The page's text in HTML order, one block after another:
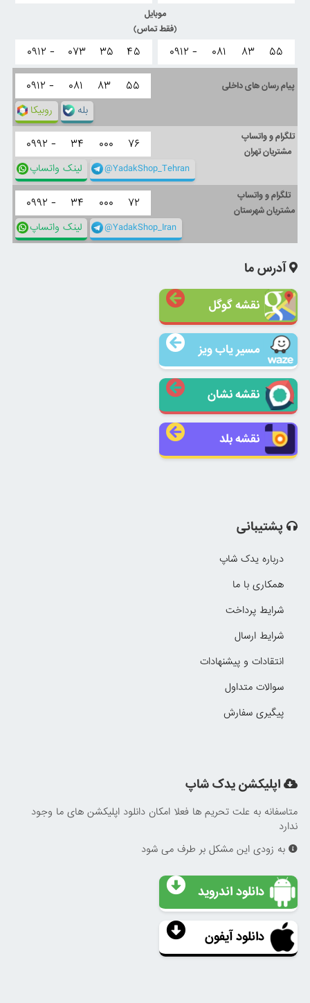
موبایل
(فقط تماس)
۰۹۱۲ - ۰۸۱ ۸۳ ۵۵ ۰۹۱۲ - ۰۷۳ ۳۵ ۴۵
پیام رسان های داخلی ۰۹۱۲ - ۰۸۱ ۸۳ ۵۵
روبیکا بله
تلگرام و واتساپ
مشتریان تهران
۰۹۹۲ - ۳۴ ۰۰۰ ۷۶
لینک واتساپ @YadakShop_Tehran
تلگرام و واتساپ
مشتریان شهرستان
۰۹۹۲ - ۳۴ ۰۰۰ ۷۲
لینک واتساپ @YadakShop_Iran
آدرس ما
نقشه گوگل
مسیر یاب ویز
نقشه نشان
نقشه بلد
پشتیبانی
درباره یدک شاپ
همکاری با ما
شرایط پرداخت
شرایط ارسال
انتقادات و پیشنهادات
سوالات متداول
پیگیری سفارش
اپلیکشن یدک شاپ
متاسفانه به علت تحریم ها فعلا امکان دانلود اپلیکشن های ما وجود
ندارد
به زودی این مشکل بر طرف می شود
دانلود اندروید
دانلود آیفون